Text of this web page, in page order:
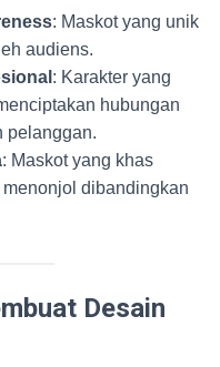
: Maskot yang unik
audiens.
: Karakter yang
hubungan
pelanggan.
: Maskot yang khas
dibandingkan
Desain